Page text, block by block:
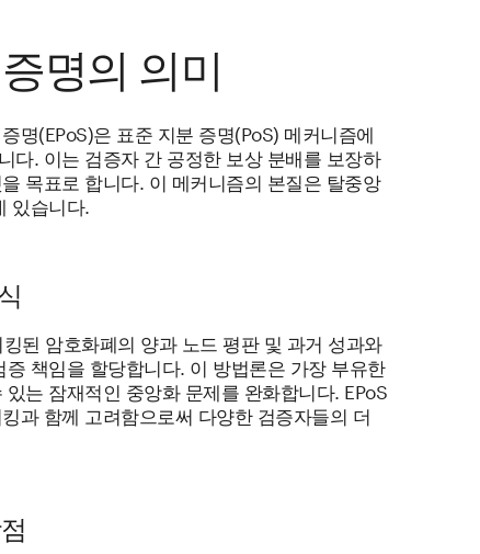
명의 의미
명(EPoS)은 표준 지분 증명(PoS) 메커니즘에
다. 이는 검증자 간 공정한 보상 분배를 보장하
목표로 합니다. 이 메커니즘의 본질은 탈중앙
있습니다.
된 암호화폐의 양과 노드 평판 및 과거 성과와
책임을 할당합니다. 이 방법론은 가장 부유한
는 잠재적인 중앙화 문제를 완화합니다. EPoS
과 함께 고려함으로써 다양한 검증자들의 더